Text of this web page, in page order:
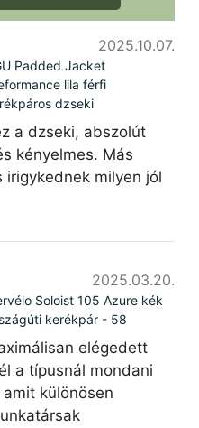
2025.10.07.
Padded Jacket
lila férfi
dzseki
a dzseki, abszolút
kényelmes. Más
irigykednek milyen jól
2025.03.20.
Soloist 105 Azure kék
kerékpár - 58
elégedett
a típusnál mondani
különösen